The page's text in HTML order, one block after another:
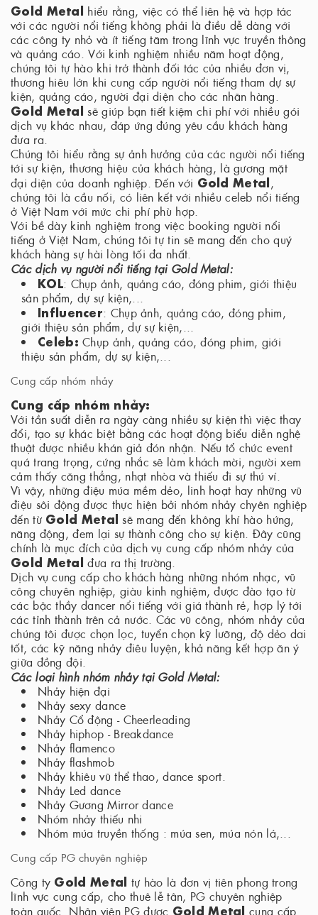
Gold Metal hiểu rằng, việc có thể liên hệ và hợp tác
với các người nổi tiếng không phải là điều dễ dàng với
các công ty nhỏ và ít tiếng tăm trong lĩnh vực truyền thông
và quảng cáo. Với kinh nghiệm nhiều năm hoạt động,
chúng tôi tự hào khi trở thành đối tác của nhiều đơn vị,
thương hiêu lớn khi cung cấp người nổi tiếng tham dự sự
kiện, quảng cáo, người đại diện cho các nhãn hàng.
Gold Metal sẽ giúp bạn tiết kiệm chi phí với nhiều gói
dịch vụ khác nhau, đáp ứng đúng yêu cầu khách hàng
đưa ra.
Chúng tôi hiểu rằng sự ảnh hưởng của các người nổi tiếng
tới sự kiện, thương hiệu của khách hàng, là gương mặt
đại diện của doanh nghiệp. Đến với Gold Metal
chúng tôi là cầu nối, có liên kết với nhiều celeb nổi tiếng
ở Việt Nam với mức chi phí phù hợp.
Với bề dày kinh nghiệm trong việc booking người nổi
tiếng ở Việt Nam, chúng tôi tự tin sẽ mang đến cho quý
khách hàng sự hài lòng tối đa nhất.
Các dịch vụ người nổi tiếng tại Gold Metal:
KOL: Chụp ảnh, quảng cáo, đóng phim, giới thiệu
sản phẩm, dự sự kiện,...
Influencer: Chụp ảnh, quảng cáo, đóng phim,
giới thiệu sản phẩm, dự sự kiện,...
Celeb: Chụp ảnh, quảng cáo, đóng phim, giới
thiệu sản phẩm, dự sự kiện,...
Cung cấp nhóm nhảy
Cung cấp nhóm nhảy:
Với tần suất diễn ra ngày càng nhiều sự kiện thì việc thay
đổi, tạo sự khác biệt bằng các hoạt động biểu diễn nghệ
thuật được nhiều khán giả đón nhận. Nếu tổ chức event
quá trang trọng, cứng nhắc sẽ làm khách mời, người xem
cảm thấy căng thẳng, nhạt nhòa và thiếu đi sự thú ví.
Vì vậy, những điệu múa mềm dẻo, linh hoạt hay những vũ
điệu sôi động được thực hiện bởi nhóm nhảy chyên nghiệp
đến từ Gold Metal sẽ mang đến không khí hào hứng,
năng động, đem lại sự thành công cho sự kiện. Đây cũng
chính là mục đích của dịch vụ cung cấp nhóm nhảy của
Gold Metalđưa ra thị trường.
Dịch vụ cung cấp cho khách hàng những nhóm nhạc, vũ
công chuyên nghiệp, giàu kinh nghiệm, được đào tạo từ
các bậc thầy dancer nổi tiếng với giá thành rẻ, hợp lý tới
các tỉnh thành trên cả nước. Các vũ công, nhóm nhảy của
chúng tôi được chọn lọc, tuyển chọn kỹ lưỡng, độ dẻo dai
tốt, các kỹ năng nhảy điêu luyện, khả năng kết hợp ăn ý
giữa đồng đội.
Các loại hình nhóm nhảy tại Gold Metal:
Nhảy hiện đại
Nhảy sexy dance
Nhảy Cổ động - Cheerleading
Nhảy hiphop - Breakdance
Nhảy flamenco
Nhảy flashmob
Nhảy khiêu vũ thể thao, dance sport.
Nhảy Led dance
Nhảy Gương Mirror dance
Nhóm nhảy thiếu nhi
Nhóm múa truyền thống : múa sen, múa nón lá,...
Cung cấp PG chuyên nghiệp
Công ty Gold Metal tự hào là đơn vị tiên phong trong
lĩnh vực cung cấp, cho thuê lễ tân, PG chuyên nghiệp
toàn quốc. Nhân viên PG được Gold Metal cung cấp